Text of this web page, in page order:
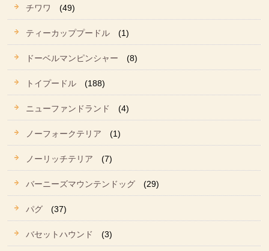
チワワ (49)
ティーカッププードル (1)
ドーベルマンピンシャー (8)
トイプードル (188)
ニューファンドランド (4)
ノーフォークテリア (1)
ノーリッチテリア (7)
バーニーズマウンテンドッグ (29)
パグ (37)
バセットハウンド (3)